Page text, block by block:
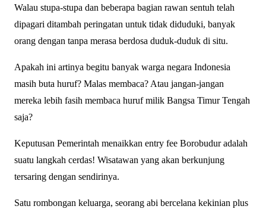
Walau stupa-stupa dan beberapa bagian rawan sentuh telah
dipagari ditambah peringatan untuk tidak diduduki, banyak
orang dengan tanpa merasa berdosa duduk-duduk di situ.
Apakah ini artinya begitu banyak warga negara Indonesia
masih buta huruf? Malas membaca? Atau jangan-jangan
mereka lebih fasih membaca huruf milik Bangsa Timur Tengah
saja?
Keputusan Pemerintah menaikkan entry fee Borobudur adalah
suatu langkah cerdas! Wisatawan yang akan berkunjung
tersaring dengan sendirinya.
Satu rombongan keluarga, seorang abi bercelana kekinian plus